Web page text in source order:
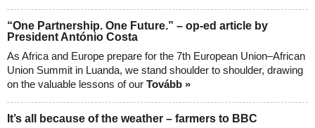
“One Partnership. One Future.” – op-ed article by
President António Costa
As Africa and Europe prepare for the 7th European Union–African
Union Summit in Luanda, we stand shoulder to shoulder, drawing
on the valuable lessons of our Tovább »
It’s all because of the weather – farmers to BBC